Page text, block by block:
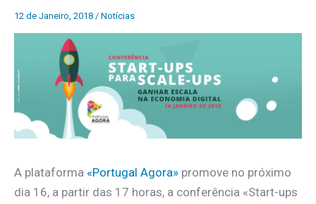
12 de Janeiro, 2018 / Notícias
A plataforma «Portugal Agora» promove no próximo
dia 16, a partir das 17 horas, a conferência «Start-ups